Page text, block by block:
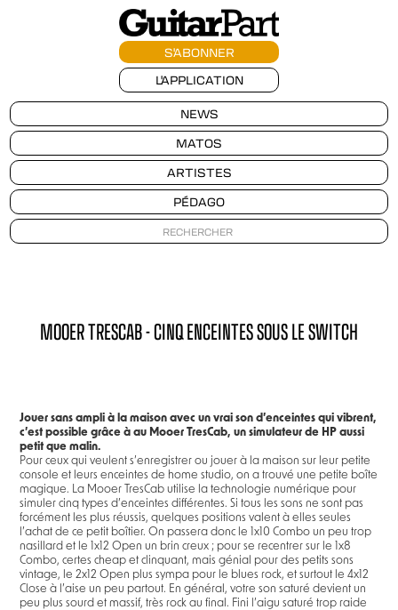
S'ABONNER
L'APPLICATION
NEWS
MATOS
ARTISTES
PÉDAGO
MOOER TRESCAB - CINQ ENCEINTES SOUS LE SWITCH
Jouer sans ampli à la maison avec un vrai son d’enceintes qui vibrent,
c’est possible grâce à au Mooer TresCab, un simulateur de HP aussi
petit que malin.
Pour ceux qui veulent s’enregistrer ou jouer à la maison sur leur petite
console et leurs enceintes de home studio, on a trouvé une petite boîte
magique. La Mooer TresCab utilise la technologie numérique pour
simuler cinq types d’enceintes différentes. Si tous les sons ne sont pas
forcément les plus réussis, quelques positions valent à elles seules
l’achat de ce petit boîtier. On passera donc le 1x10 Combo un peu trop
nasillard et le 1x12 Open un brin creux ; pour se recentrer sur le 1x8
Combo, certes cheap et clinquant, mais génial pour des petits sons
vintage, le 2x12 Open plus sympa pour le blues rock, et surtout le 4x12
Close à l’aise un peu partout. En général, votre son saturé devient un
peu plus sourd et massif, très rock au final. Fini l’aigu saturé trop raide